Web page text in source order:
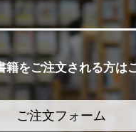
籍をご注文される方は
ご注文フォーム